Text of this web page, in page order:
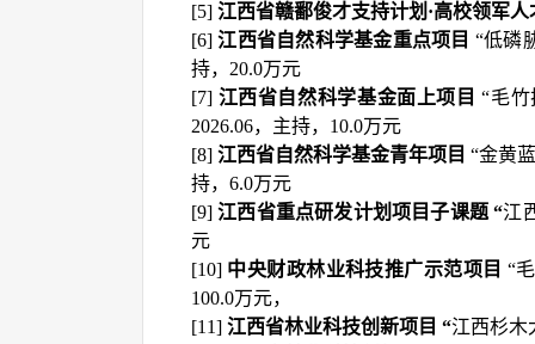
[5] 江西省赣鄱俊才支持计划 ·高校领军人
[6]江西省自然科学基金重点项目 “低磷
持， 20.0万元
[7] 江西省自然科学基金面上项目 “毛
2026.06，主持， 10.0万元
[8] 江西省自然科学基金青年项目 “金黄
持， 6.0万元
[9]江西省重点研发计划项目子课题 “江
元
[10] 中央财政林业科技推广示范项目 “
100.0万元，
[11] 江西省林业科技创新项目 “江西杉木